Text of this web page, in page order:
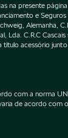
na presente
e
Alemanha,
Lda. C.R.C
acessório
com a norma
de acordo com